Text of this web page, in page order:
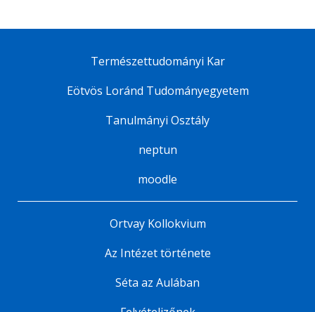
Természettudományi Kar
Eötvös Loránd Tudományegyetem
Tanulmányi Osztály
neptun
moodle
Ortvay Kollokvium
Az Intézet története
Séta az Aulában